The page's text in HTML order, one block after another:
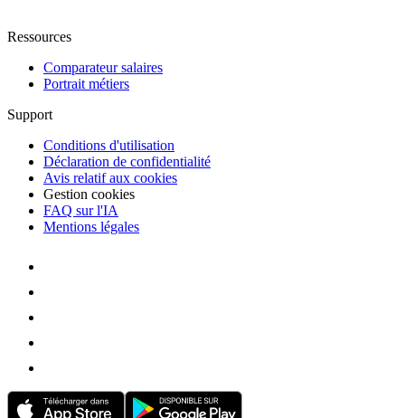
Ressources
Comparateur salaires
Portrait métiers
Support
Conditions d'utilisation
Déclaration de confidentialité
Avis relatif aux cookies
Gestion cookies
FAQ sur l'IA
Mentions légales